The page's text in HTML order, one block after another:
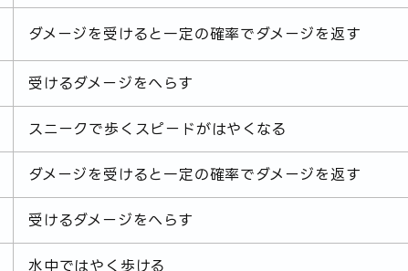
ダメージを受けると一定の確率でダメージを返す
受けるダメージをへらす
スニークで歩くスピードがはやくなる
ダメージを受けると一定の確率でダメージを返す
受けるダメージをへらす
水中ではやく歩ける